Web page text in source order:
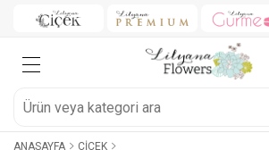
ANASAYFA
ÇIÇEK